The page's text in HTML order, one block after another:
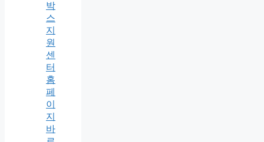
박
스
지
원
센
터
홈
페
이
지
바